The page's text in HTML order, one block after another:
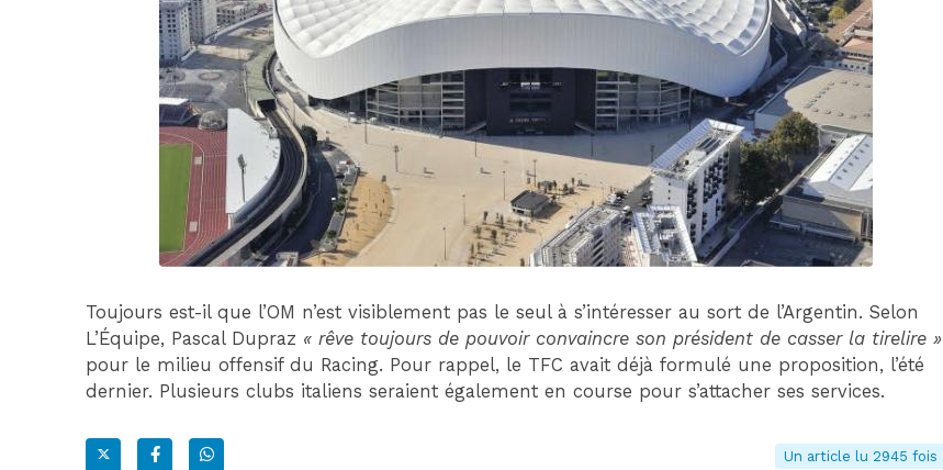
Toujours est-il que l’OM n’est visiblement pas le seul à s’intéresser au sort de l’Argentin. Selon
L’Équipe, Pascal Dupraz « rêve toujours de pouvoir convaincre son président de casser la tirelire »
pour le milieu offensif du Racing. Pour rappel, le TFC avait déjà formulé une proposition, l’été
dernier. Plusieurs clubs italiens seraient également en course pour s’attacher ses services.
Un article lu 2945 fois
DIM 30 AOÛT
20H45
MONACO